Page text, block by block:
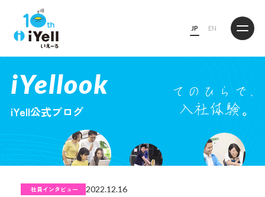
JP EN
iYellook
iYell公式ブログ
社員インタビュー 2022.12.16